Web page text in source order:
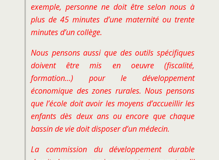
exemple, personne ne doit être selon nous à
plus de 45 minutes d’une maternité ou trente
minutes d’un collège.
Nous pensons aussi que des outils spécifiques
doivent être mis en oeuvre (fiscalité,
formation…) pour le développement
économique des zones rurales. Nous pensons
que l’école doit avoir les moyens d’accueillir les
enfants dès deux ans ou encore que chaque
bassin de vie doit disposer d’un médecin.
La commission du développement durable